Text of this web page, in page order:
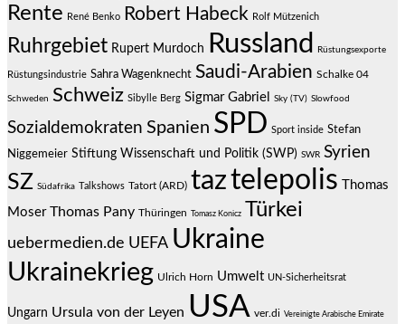
Rente René Benko Robert Habeck Rolf Mützenich
Ruhrgebiet Rupert Murdoch Russland Rüstungsexporte
Rüstungsindustrie Sahra Wagenknecht Saudi-Arabien Schalke 04
Schweden Schweiz Sibylle Berg Sigmar Gabriel Sky (TV) Slowfood
Sozialdemokraten Spanien SPD Sport inside Stefan
Niggemeier Stiftung Wissenschaft und Politik (SWP) SWR Syrien
SZ Südafrika Talkshows Tatort (ARD) taztelepolis
Thomas
Moser Thomas Pany Thüringen Tomasz Konicz Türkei
uebermedien.de UEFA Ukraine
Ukrainekrieg Ulrich Horn Umwelt UN-Sicherheitsrat
Ungarn Ursula von der Leyen USA ver.di Vereinigte Arabische Emirate